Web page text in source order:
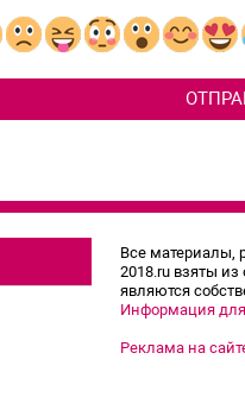
Все материалы,
2018.ru взяты
являются
Информация
Реклама на